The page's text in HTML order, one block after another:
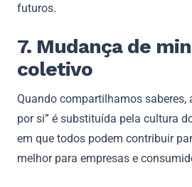
futuros.
7. Mudança de
coletivo
Quando compartilhamos saberes,
por si” é substituída pela cultura
em que todos podem contribuir
melhor para empresas e